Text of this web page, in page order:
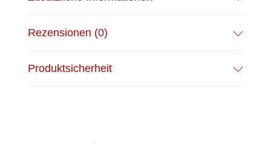
Rezensionen (0)
Produktsicherheit